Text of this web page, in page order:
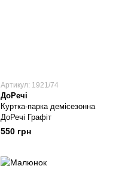
Артикул: 1921/74
ДоРечі
Куртка-парка демісезонна
ДоРечі Графіт
550 грн